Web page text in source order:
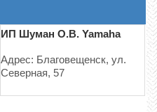
ИП Шуман О.В. Yamaha
Адрес: Благовещенск, ул.
Северная, 57